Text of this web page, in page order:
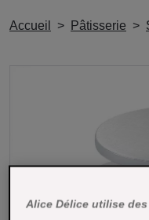
Accueil Pâtisserie
Alice Délice utilise